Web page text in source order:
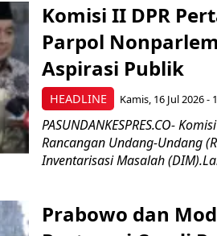
HEADLINE
Komisi II DPR
Parpol
Aspirasi Publik
Kamis, 16 Jul 2026 -
PASUNDANKESPRES.CO-
Rancangan Undang-Undang
Inventarisasi Masalah
Prabowo dan